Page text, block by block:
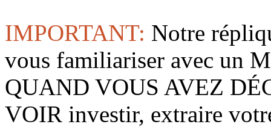
IMPORTANT: Notre
vous familiariser avec un
QUAND VOUS AVEZ
VOIR investir, extraire